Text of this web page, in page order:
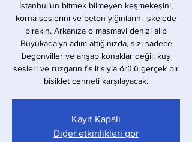
İstanbul’un bitmek bilmeyen keşmekeşini,
korna seslerini ve beton yığınlarını iskelede
bırakın. Arkanıza o masmavi denizi alıp
Büyükada’ya adım attığınızda, sizi sadece
begonviller ve ahşap konaklar değil; kuş
sesleri ve rüzgarın fısıltısıyla örülü gerçek bir
bisiklet cenneti karşılayacak.
Kayıt Kapalı
Diğer etkinlikleri gör